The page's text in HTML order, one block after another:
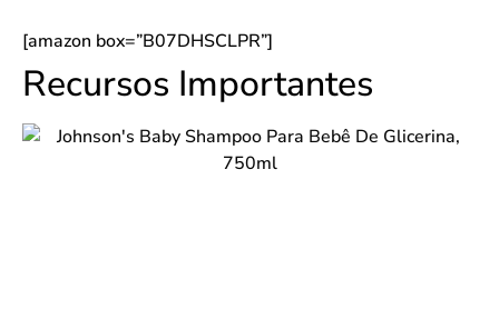
[amazon box=”B07DHSCLPR”]
Recursos Importantes